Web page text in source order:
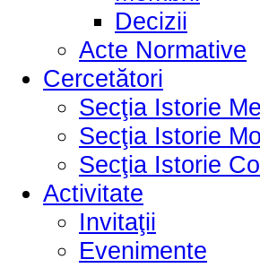
Decizii
Acte Normative
Cercetători
Secţia Istorie
Secţia Istorie
Secţia Istorie
Activitate
Invitaţii
Evenimente